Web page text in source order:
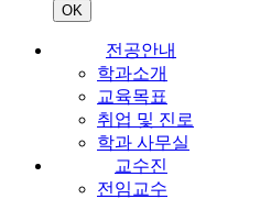
OK
전공안내
학과소개
교육목표
취업 및 진로
학과 사무실
교수진
전임교수